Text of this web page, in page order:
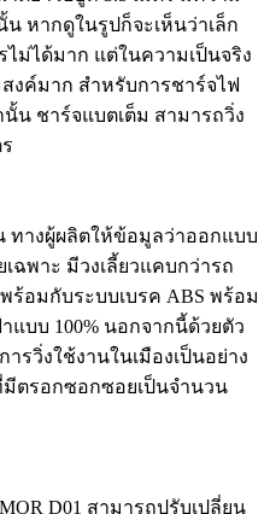
น หากดูในรูปก็จะเห็นว่าเล็ก
ม่ได้มาก แต่ในความเป็นจริง
งค์มาก สำหรับการชาร์จไฟ
น ชาร์จแบตเต็ม สามารถวิ่ง
ทางผู้ผลิตให้ข้อมูลว่าออกแบบ
ฉพาะ มีวงเลี้ยวแคบกว่ารถ
ร้อมกับระบบเบรค ABS พร้อม
แบบ 100% นอกจากนี้ด้วยตัว
รวิ่งใช้งานในเมืองเป็นอย่าง
มีตรอกซอกซอยเป็นจำนวน
D01 สามารถปรับเปลี่ยน